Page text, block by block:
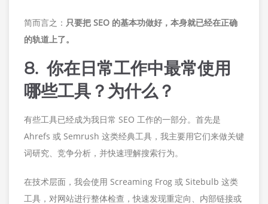
简而言之： 只要把 SEO 的基本功做好，本身就已经在正确
的轨道上了。
8. 你在日常工作中最常使用
哪些工具？为什么？
有些工具已经成为我日常 SEO 工作的一部分。首先是
Ahrefs 或 Semrush 这类经典工具，我主要用它们来做关键
词研究、竞争分析，并快速理解搜索行为。
在技术层面，我会使用 Screaming Frog 或 Sitebulb 这类
工具，对网站进行整体检查，快速发现重定向、内部链接或